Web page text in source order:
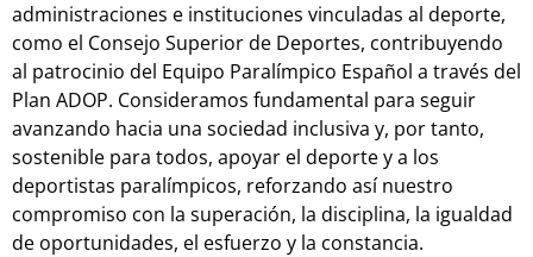
administraciones e instituciones vinculadas al deporte,
como el Consejo Superior de Deportes, contribuyendo
al patrocinio del Equipo Paralímpico Español a través del
Plan ADOP. Consideramos fundamental para seguir
avanzando hacia una sociedad inclusiva y, por tanto,
sostenible para todos, apoyar el deporte y a los
deportistas paralímpicos, reforzando así nuestro
compromiso con la superación, la disciplina, la igualdad
de oportunidades, el esfuerzo y la constancia.